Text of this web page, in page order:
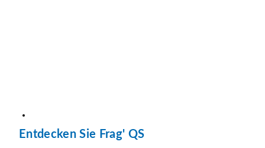
Entdecken Sie Frag' QS